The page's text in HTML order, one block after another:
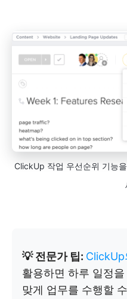
ClickUp 작업 우선순위 기능
💡 전문가 팁: ClickUp
활용하면 하루 일정
맞게 업무를 수행할